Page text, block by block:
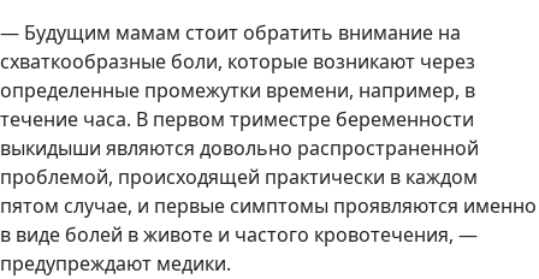
— Будущим мамам стоит обратить внимание на
схваткообразные боли, которые возникают через
определенные промежутки времени, например, в
течение часа. В первом триместре беременности
выкидыши являются довольно распространенной
проблемой, происходящей практически в каждом
пятом случае, и первые симптомы проявляются именно
в виде болей в животе и частого кровотечения, —
предупреждают медики.